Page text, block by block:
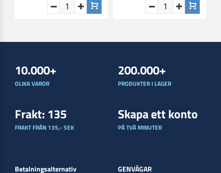
10.000+
OLIKA VAROR
200.000+
PRODUKTER I LAGER
Frakt: 135
FRAKT FRÅN 135,- SEK
Skapa ett konto
PÅ TVÅ MINUTER
Betalningsalternativ GENVÄGAR